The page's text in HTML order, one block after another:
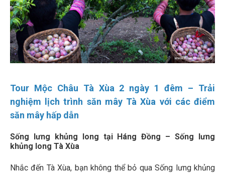
Tour Mộc Châu Tà Xùa 2 ngày 1 đêm – Trải
nghiệm lịch trình săn mây Tà Xùa với các điểm
săn mây hấp dẫn
Sống lưng khủng long tại Háng Đồng – Sống lưng
khủng long Tà Xùa
Nhắc đến Tà Xùa, bạn không thể bỏ qua Sống lưng khủng